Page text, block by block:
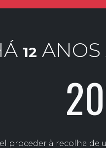
12 ANOS
proceder à recolha de